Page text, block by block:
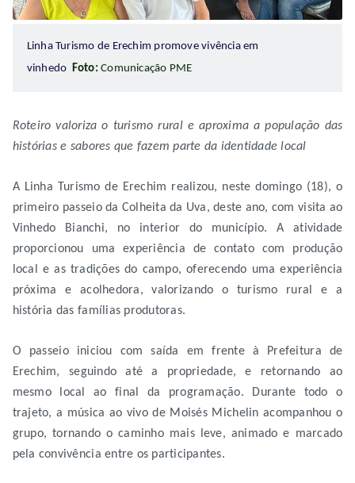
Linha Turismo de Erechim promove vivência em
vinhedo Foto: Comunicação PME
Roteiro valoriza o turismo rural e aproxima a população das
histórias e sabores que fazem parte da identidade local
A Linha Turismo de Erechim realizou, neste domingo (18), o
primeiro passeio da Colheita da Uva, deste ano, com visita ao
Vinhedo Bianchi, no interior do município. A atividade
proporcionou uma experiência de contato com produção
local e as tradições do campo, oferecendo uma experiência
próxima e acolhedora, valorizando o turismo rural e a
história das famílias produtoras.
O passeio iniciou com saída em frente à Prefeitura de
Erechim, seguindo até a propriedade, e retornando ao
mesmo local ao final da programação. Durante todo o
trajeto, a música ao vivo de Moisés Michelin acompanhou o
grupo, tornando o caminho mais leve, animado e marcado
pela convivência entre os participantes.